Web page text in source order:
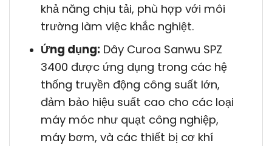
khả năng chịu tải, phù hợp với môi
trường làm việc khắc nghiệt.
Ứng dụng:Dây Curoa Sanwu SPZ
3400 được ứng dụng trong các hệ
thống truyền động công suất lớn,
đảm bảo hiệu suất cao cho các loại
máy móc như quạt công nghiệp,
máy bơm, và các thiết bị cơ khí